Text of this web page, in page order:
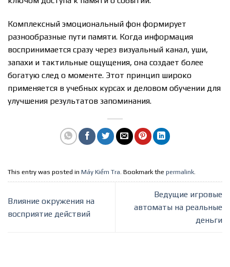
Комплексный эмоциональный фон формирует
разнообразные пути памяти. Когда информация
воспринимается сразу через визуальный канал, уши,
запахи и тактильные ощущения, она создает более
богатую след о моменте. Этот принцип широко
применяется в учебных курсах и деловом обучении для
улучшения результатов запоминания.
This entry was posted in Máy Kiểm Tra. Bookmark the permalink.
Влияние окружения на
восприятие действий
Ведущие игровые
автоматы на реальные
деньги